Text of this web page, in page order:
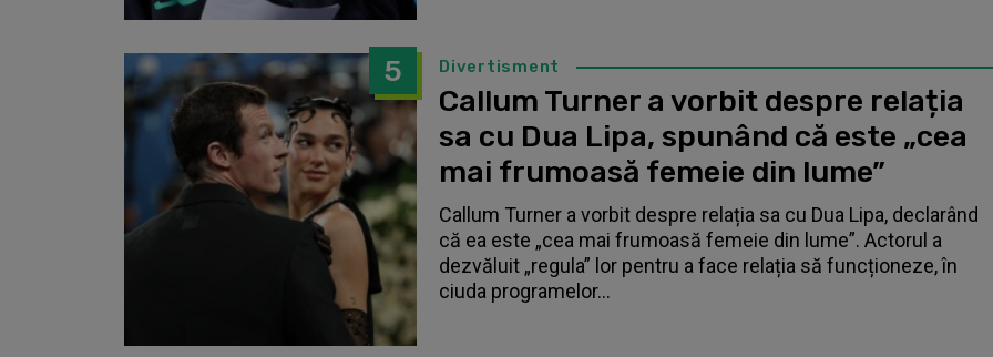
5 Divertisment
Callum Turner a vorbit despre relația
sa cu Dua Lipa, spunând că este „cea
mai frumoasă femeie din lume”
Callum Turner a vorbit despre relația sa cu Dua Lipa, declarând
că ea este „cea mai frumoasă femeie din lume”. Actorul a
dezvăluit „regula” lor pentru a face relația să funcționeze, în
ciuda programelor...